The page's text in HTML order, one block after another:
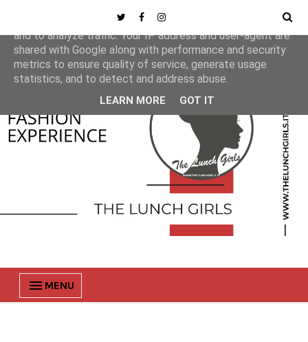
MENU
This site uses cookies from Google to deliver its services
and to analyze traffic. Your IP address and user-agent are
shared with Google along with performance and security
metrics to ensure quality of service, generate usage
statistics, and to detect and address abuse.
LEARN MORE GOT IT